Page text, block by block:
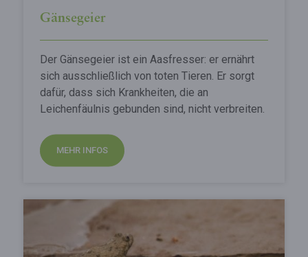
Gänsegeier
Der Gänsegeier ist ein Aasfresser: er ernährt
sich ausschließlich von toten Tieren. Er sorgt
dafür, dass sich Krankheiten, die an
Leichenfäulnis gebunden sind, nicht verbreiten.
MEHR INFOS